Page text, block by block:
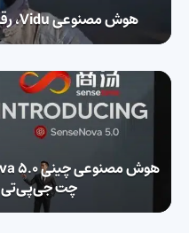
هوش مصنوعی Vidu، رقیب چینی Sora رونمایی شد
چت جی‌پی‌تی۴ معرفی می‌شود